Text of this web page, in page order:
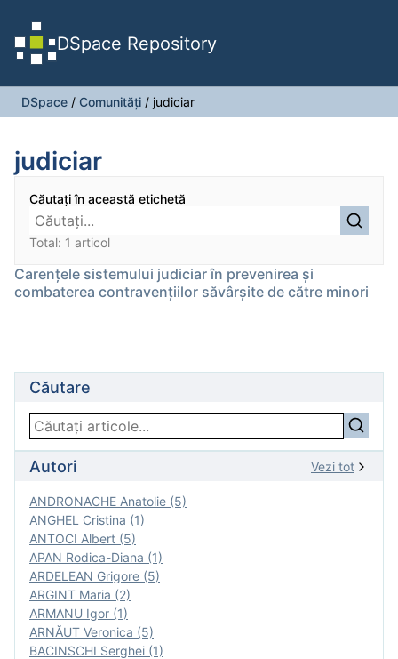
DSpace Repository
DSpace / Comunități / judiciar
judiciar
Căutați în această etichetă
Total: 1 articol
Carențele sistemului judiciar în prevenirea și
combaterea contravențiilor săvârșite de către minori
Căutare
Autori Vezi tot
ANDRONACHE Anatolie (5)
ANGHEL Cristina (1)
ANTOCI Albert (5)
APAN Rodica-Diana (1)
ARDELEAN Grigore (5)
ARGINT Maria (2)
ARMANU Igor (1)
ARNĂUT Veronica (5)
BACINSCHI Serghei (1)